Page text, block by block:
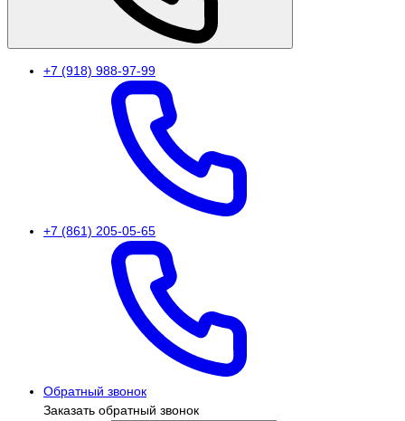
+7 (918) 988-97-99
+7 (861) 205-05-65
Обратный звонок
Заказать обратный звонок